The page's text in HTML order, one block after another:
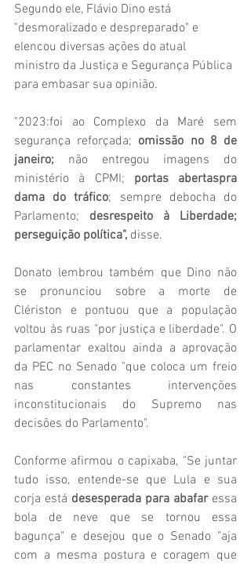
Segundo ele, Flávio Dino está
"desmoralizado e despreparado" e
elencou diversas ações do atual
ministro da Justiça e Segurança Pública
para embasar sua opinião.
"2023:foi ao Complexo da Maré sem
segurança reforçada; omissão no 8 de
janeiro; não entregou imagens do
ministério à CPMI; portas abertaspra
dama do tráfico; sempre debocha do
Parlamento; desrespeito à Liberdade;
perseguição política", disse.
Donato lembrou também que Dino não
se pronunciou sobre a morte de
Clériston e pontuou que a população
voltou às ruas "por justiça e liberdade". O
parlamentar exaltou ainda a aprovação
da PEC no Senado "que coloca um freio
nas constantes intervenções
inconstitucionais do Supremo nas
decisões do Parlamento".
Conforme afirmou o capixaba, "Se juntar
tudo isso, entende-se que Lula e sua
corja está desesperada para abafar essa
bola de neve que se tornou essa
bagunça" e desejou que o Senado "aja
com a mesma postura e coragem que